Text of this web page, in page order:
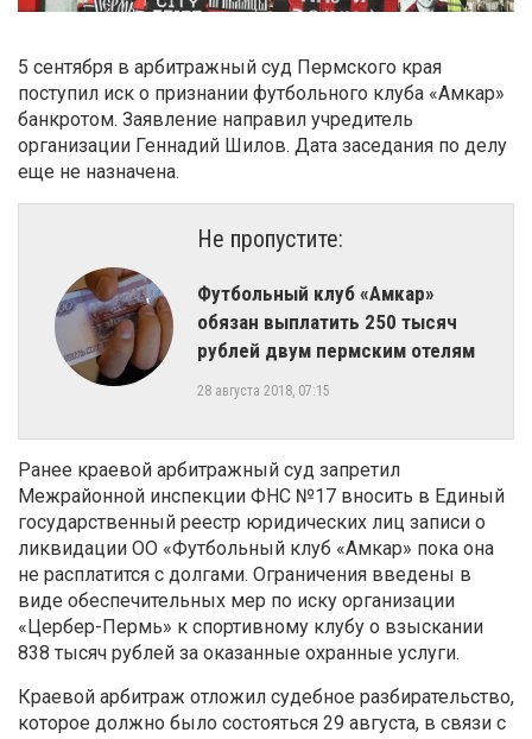
5 сентября в арбитражный суд Пермского края
поступил иск о признании футбольного клуба «Амкар»
банкротом. Заявление направил учредитель
организации Геннадий Шилов. Дата заседания по делу
еще не назначена.
Не пропустите:
Футбольный клуб «Амкар»
обязан выплатить 250 тысяч
рублей двум пермским отелям
28 августа 2018, 07:15
Ранее краевой арбитражный суд запретил
Межрайонной инспекции ФНС №17 вносить в Единый
государственный реестр юридических лиц записи о
ликвидации ОО «Футбольный клуб «Амкар» пока она
не расплатится с долгами. Ограничения введены в
виде обеспечительных мер по иску организации
«Цербер-Пермь» к спортивному клубу о взыскании
838 тысяч рублей за оказанные охранные услуги.
Краевой арбитраж отложил судебное разбирательство,
которое должно было состояться 29 августа, в связи с